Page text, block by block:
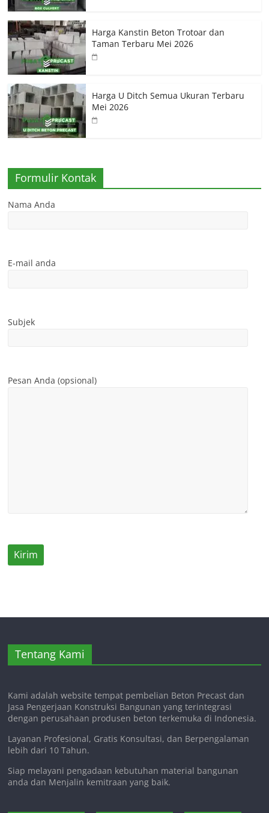
Harga Kanstin Beton Trotoar dan
Taman Terbaru Mei 2026
Harga U Ditch Semua Ukuran Terbaru
Mei 2026
Formulir Kontak
Nama Anda
E-mail anda
Subjek
Pesan Anda (opsional)
Tentang Kami
Kami adalah website tempat pembelian Beton Precast dan
Jasa Pengerjaan Konstruksi Bangunan yang terintegrasi
dengan perusahaan produsen beton terkemuka di Indonesia.
Layanan Profesional, Gratis Konsultasi, dan Berpengalaman
lebih dari 10 Tahun.
Siap melayani pengadaan kebutuhan material bangunan
anda dan Menjalin kemitraan yang baik.